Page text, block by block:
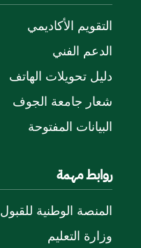
التقويم الأكاديمي
الدعم الفني
دليل تحويلات الهاتف
شعار جامعة الجوف
البيانات المفتوحة
روابط مهمة
المنصة الوطنية
وزارة التعليم